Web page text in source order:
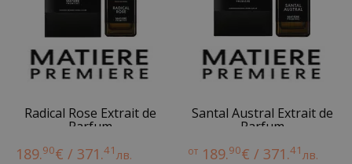
Radical Rose Extrait de
Parfum
189.90€ / 371.41лв.
Santal Austral Extrait de
Parfum
от 189.90€ / 371.41лв.